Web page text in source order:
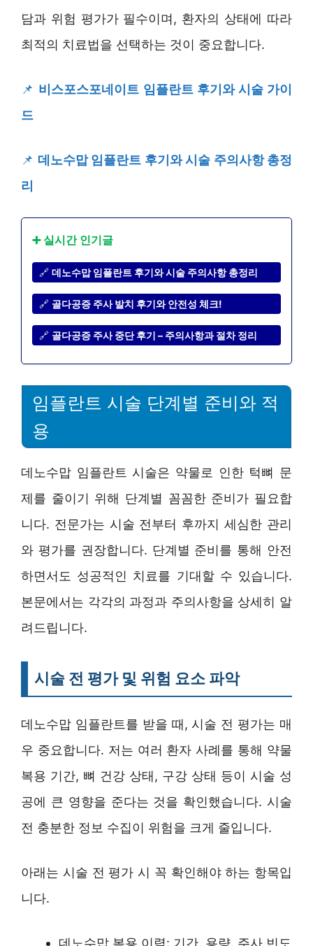
담과 위험 평가가 필수이며, 환자의 상태에 따라
최적의 치료법을 선택하는 것이 중요합니다.
📌 비스포스포네이트 임플란트 후기와 시술 가이
드
📌 데노수맙 임플란트 후기와 시술 주의사항 총정
리
➕ 실시간 인기글
🔗 데노수맙 임플란트 후기와 시술 주의사항 총정리
🔗 골다공증 주사 발치 후기와 안전성 체크!
🔗 골다공증 주사 중단 후기 – 주의사항과 절차 정리
임플란트 시술 단계별 준비와 적
용
데노수맙 임플란트 시술은 약물로 인한 턱뼈 문
제를 줄이기 위해 단계별 꼼꼼한 준비가 필요합
니다. 전문가는 시술 전부터 후까지 세심한 관리
와 평가를 권장합니다. 단계별 준비를 통해 안전
하면서도 성공적인 치료를 기대할 수 있습니다.
본문에서는 각각의 과정과 주의사항을 상세히 알
려드립니다.
시술 전 평가 및 위험 요소 파악
데노수맙 임플란트를 받을 때, 시술 전 평가는 매
우 중요합니다. 저는 여러 환자 사례를 통해 약물
복용 기간, 뼈 건강 상태, 구강 상태 등이 시술 성
공에 큰 영향을 준다는 것을 확인했습니다. 시술
전 충분한 정보 수집이 위험을 크게 줄입니다.
아래는 시술 전 평가 시 꼭 확인해야 하는 항목입
니다.
데노수맙 복용 이력: 기간, 용량, 주사 빈도